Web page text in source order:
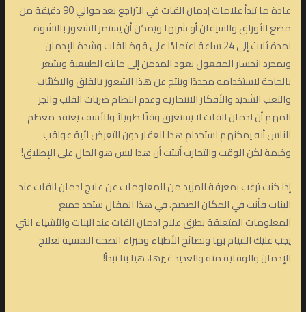
عادة ما تبدأ علامات إدمان القات في التراجع بعد حوالي 90 دقيقة من
مضغ الأوراق والسيقان أو شربها ويمكن أن يستمر الشعور بالنشوة
لمدة ثلاث إلى 24 ساعة اعتمادًا على قوة القات وشدة الإدمان
وبمجرد انحسار المفعول يعود المدمن إلى حالته الطبيعية ويشعر
بالحاجة لاستخدامه مجددًا وينتج عن هذا الشعور بالقلق والاكتئاب
والتعب الشديد والأفكار الانتحارية وعدم انتظام ضربات القلب والجز
المهم أن ادمان القات لا يستغرق وقتًا طويلاً وللأسف يعتقد معظم
الناس أنه يمكنهم استخدام هذا العقار دون التعرض لأية عواقب
وخيمة لكن الوقت والتجارب أثبتت أن هذا ليس هو الحال على الإطلاق!
إذا كنت ترغب بمعرفة المزيد من المعلومات عن علاج ادمان القات عند
البنات فأنت في المكان الصحيح، في هذا المقال ستجد جميع
المعلومات المتعلقة بطرق علاج ادمان القات عند البنات والأشياء التي
يجب عليك القيام بها ونصائح الأطباء وخبراء الصحة النفسية لعلاج
الإدمان والوقاية منه والعديد غيرها، هيا بنا نبدأ!